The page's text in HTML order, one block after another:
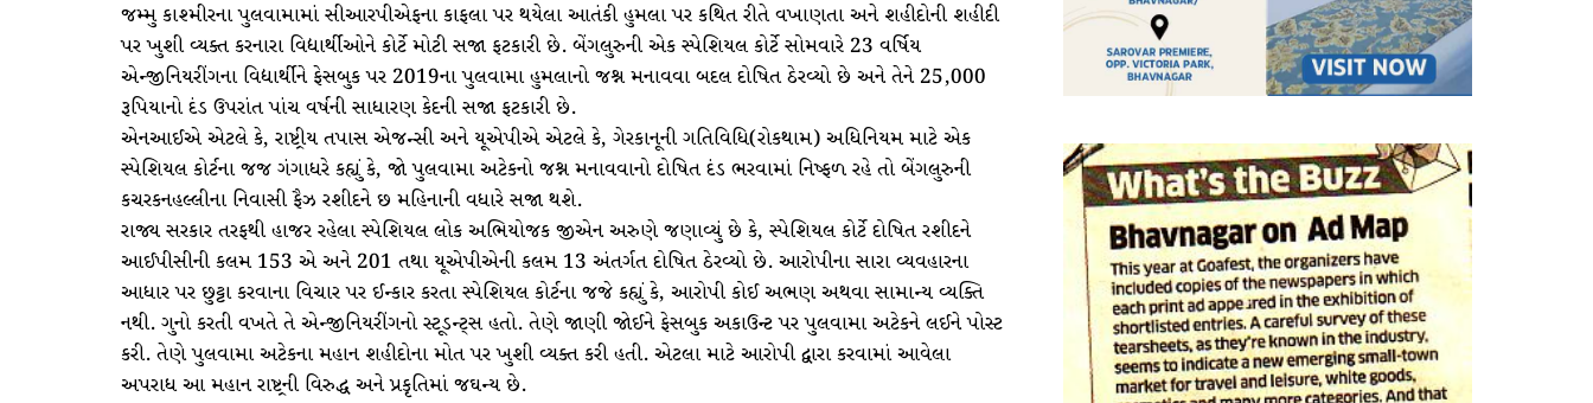
જમ્મુ કાશ્મીરના પુલવામામાં સીઆરપીએફના કાફલા પર થયેલા આતંકી હુમલા પર કથિત રીતે વખાણતા અને શહીદોની શહીદી
પર ખુશી વ્યક્ત કરનારા વિદ્યાર્થીઓને કોર્ટે મોટી સજા ફટકારી છે. બેંગલુરુની એક સ્પેશિયલ કોર્ટે સોમવારે 23 વર્ષિય
એન્જીનિયરીંગના વિદ્યાર્થીને ફેસબુક પર 2019ના પુલવામા હુમલાનો જશ્ન મનાવવા બદલ દોષિત ઠેરવ્યો છે અને તેને 25,000
રૂપિયાનો દંડ ઉપરાંત પાંચ વર્ષની સાધારણ કેદની સજા ફટકારી છે.
એનઆઈએ એટલે કે, રાષ્ટ્રીય તપાસ એજન્સી અને યૂએપીએ એટલે કે, ગેરકાનૂની ગતિવિધિ(રોકથામ) અધિનિયમ માટે એક
સ્પેશિયલ કોર્ટના જજ ગંગાધરે કહ્યું કે, જો પુલવામા અટેકનો જશ્ન મનાવવાનો દોષિત દંડ ભરવામાં નિષ્ફળ રહે તો બેંગલુરુની
કચરકનહલ્લીના નિવાસી ફૈઝ રશીદને છ મહિનાની વધારે સજા થશે.
રાજ્ય સરકાર તરફથી હાજર રહેલા સ્પેશિયલ લોક અભિયોજક જીએન અરુણે જણાવ્યું છે કે, સ્પેશિયલ કોર્ટે દોષિત રશીદને
આઈપીસીની કલમ 153 એ અને 201 તથા યૂએપીએની કલમ 13 અંતર્ગત દોષિત ઠેરવ્યો છે. આરોપીના સારા વ્યવહારના
આધાર પર છુટ્ટા કરવાના વિચાર પર ઈન્કાર કરતા સ્પેશિયલ કોર્ટના જજે કહ્યું કે, આરોપી કોઈ અભણ અથવા સામાન્ય વ્યક્તિ
નથી. ગુનો કરતી વખતે તે એન્જીનિયરીંગનો સ્ટૂડન્ટ્સ હતો. તેણે જાણી જોઈને ફેસબુક અકાઉન્ટ પર પુલવામા અટેકને લઈને પોસ્ટ
કરી. તેણે પુલવામા અટેકના મહાન શહીદોના મોત પર ખુશી વ્યક્ત કરી હતી. એટલા માટે આરોપી દ્વારા કરવામાં આવેલા
અપરાધ આ મહાન રાષ્ટ્રની વિરુદ્ધ અને પ્રકૃતિમાં જઘન્ય છે.